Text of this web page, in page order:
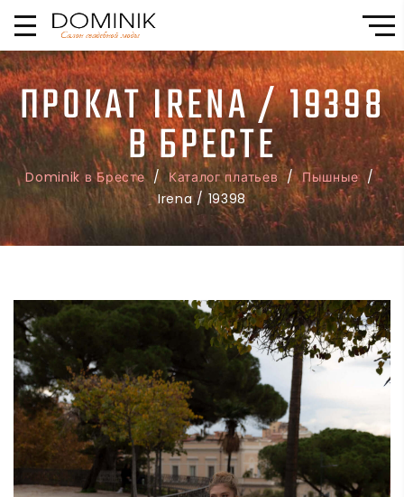
ПРОКАТ IRENA / 19398
В БРЕСТЕ
Dominik в Бресте/Каталог платьев/Пышные/
Irena / 19398